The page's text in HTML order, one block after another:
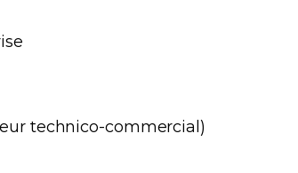
technico-commercial)